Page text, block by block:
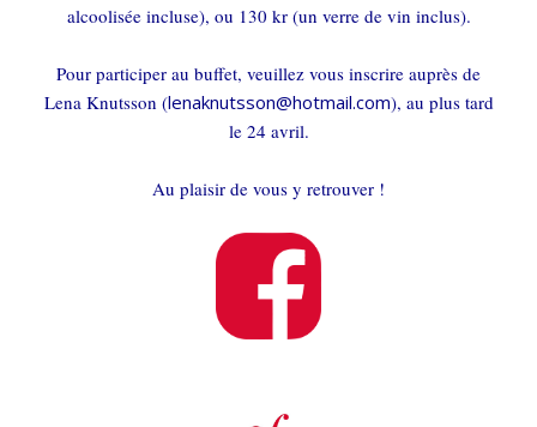
alcoolisée incluse), ou 130 kr (un verre de vin inclus).
Pour participer au buffet, veuillez vous inscrire auprès de
Lena Knutsson (lenaknutsson@hotmail.com), au plus tard
le 24 avril.
Au plaisir de vous y retrouver !